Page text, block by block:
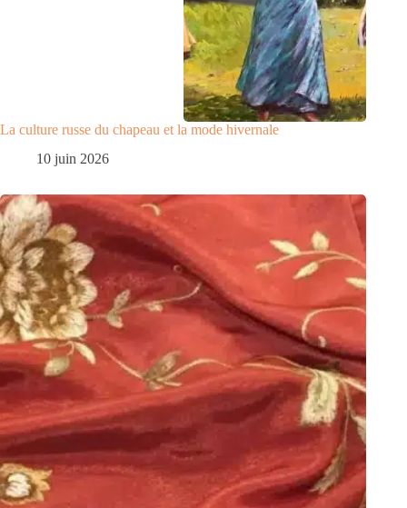
La culture russe du chapeau et la mode hivernale
10 juin 2026